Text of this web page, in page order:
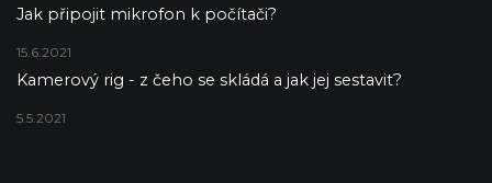
Jak připojit mikrofon k počítači?
15.6.2021
Kamerový rig - z čeho se skládá a jak jej sestavit?
5.5.2021